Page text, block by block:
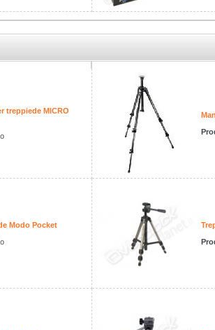
treppiede MICRO
Modo Pocket